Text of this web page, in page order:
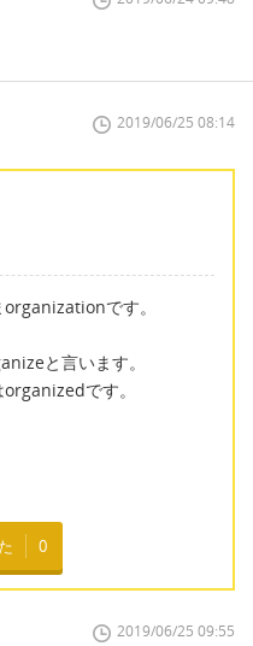
2019/06/25 08:14
です。
と言います。
です。
0
2019/06/25 09:55